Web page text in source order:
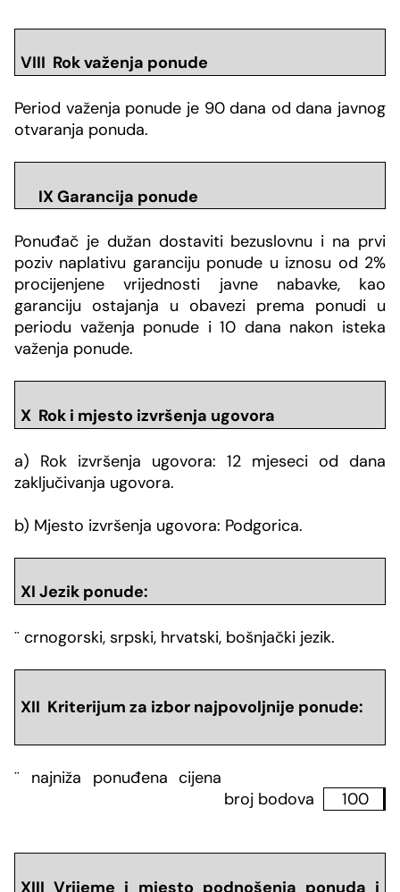
VIII Rok važenja ponude
Period važenja ponude je 90 dana od dana javnog
otvaranja ponuda.
IX Garancija ponude
Ponuđač je dužan dostaviti bezuslovnu i na prvi
poziv naplativu garanciju ponude u iznosu od 2%
procijenjene vrijednosti javne nabavke, kao
garanciju ostajanja u obavezi prema ponudi u
periodu važenja ponude i 10 dana nakon isteka
važenja ponude.
X Rok i mjesto izvršenja ugovora
a) Rok izvršenja ugovora: 12 mjeseci od dana
zaključivanja ugovora.
b) Mjesto izvršenja ugovora: Podgorica.
XI Jezik ponude:
¨ crnogorski, srpski, hrvatski, bošnjački jezik.
XII Kriterijum za izbor najpovoljnije ponude:
¨ najniža ponuđena cijena
broj bodova
100
XIII Vrijeme i mjesto podnošenja ponuda i